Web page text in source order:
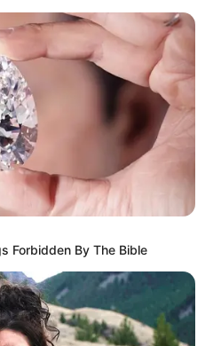
Forbidden By The Bible